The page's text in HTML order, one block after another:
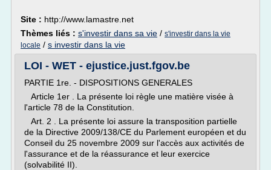
Site : http://www.lamastre.net
Thèmes liés : s'investir dans sa vie / s'investir dans la vie
locale / s investir dans la vie
LOI - WET - ejustice.just.fgov.be
PARTIE 1re. - DISPOSITIONS GENERALES
Article 1er . La présente loi règle une matière visée à
l'article 78 de la Constitution.
Art. 2 . La présente loi assure la transposition partielle
de la Directive 2009/138/CE du Parlement européen et du
Conseil du 25 novembre 2009 sur l'accès aux activités de
l'assurance et de la réassurance et leur exercice
(solvabilité II).